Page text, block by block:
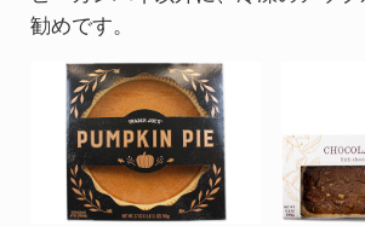
勧めです。